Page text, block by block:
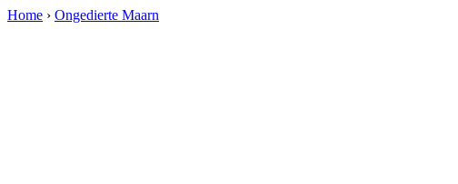
Home › Ongedierte Maarn